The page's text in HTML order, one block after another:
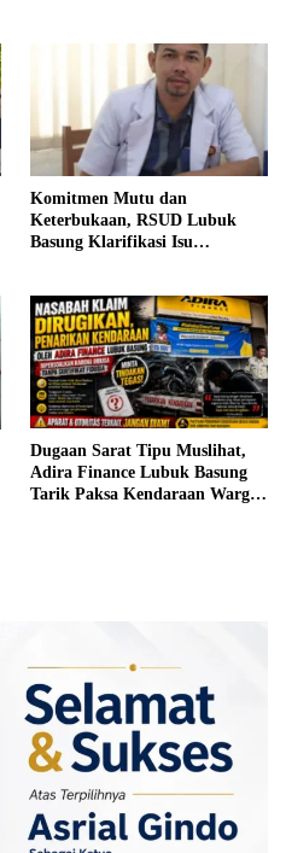
Komitmen Mutu dan
Keterbukaan, RSUD Lubuk
Basung Klarifikasi Isu
Dugaan Sarat Tipu Muslihat,
Adira Finance Lubuk Basung
Tarik Paksa Kendaraan Warga